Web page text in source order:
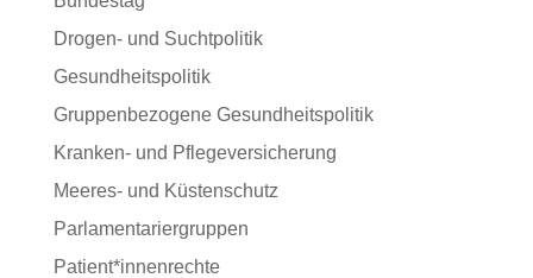
Drogen- und Suchtpolitik
Gesundheitspolitik
Gruppenbezogene Gesundheitspolitik
Kranken- und Pflegeversicherung
Meeres- und Küstenschutz
Parlamentariergruppen
Patient*innenrechte